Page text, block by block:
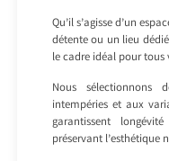
Qu’il s’agisse d’un
détente ou un lieu
le cadre idéal pour
Nous
intempéries et aux
garantissent
préservant